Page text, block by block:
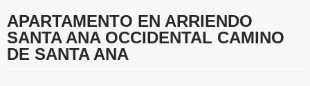
APARTAMENTO EN ARRIENDO
SANTA ANA OCCIDENTAL CAMINO
DE SANTA ANA